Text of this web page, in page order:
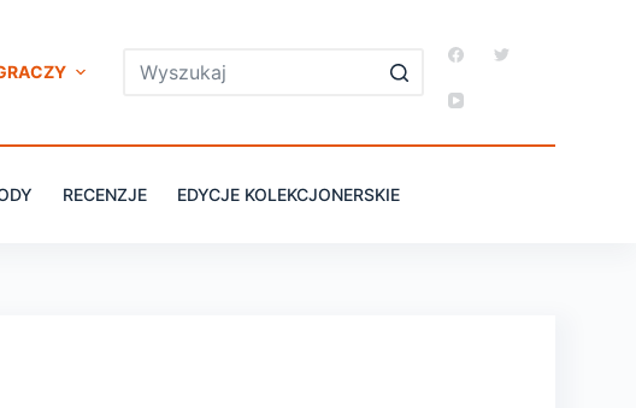
RECENZJE EDYCJE KOLEKCJONERSKIE